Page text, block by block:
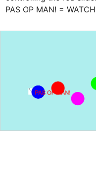
PAS OP MAN! =